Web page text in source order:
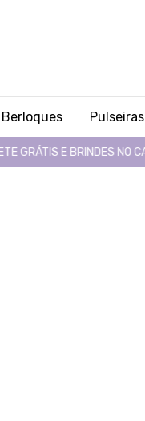
Pulseiras
E BRINDES NO CARRINHO •